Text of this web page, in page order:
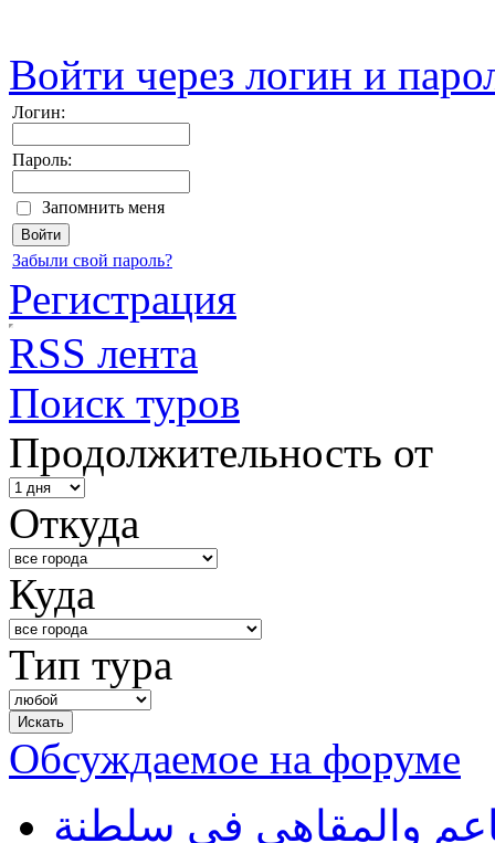
Войти через логин и
Логин:
Пароль:
Запомнить меня
Забыли свой пароль?
Регистрация
RSS лента
Поиск туров
Продолжительность от
Откуда
Куда
Тип тура
Обсуждаемое на форуме
والمقاهي في سلطنة